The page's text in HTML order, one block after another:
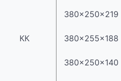
КК
380×250×219
380×255×188
380×250×140